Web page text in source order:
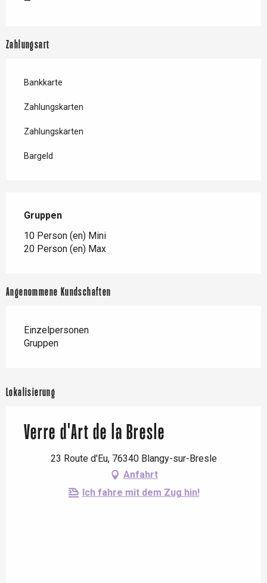
Zahlungsart
Bankkarte
Zahlungskarten
Zahlungskarten
Bargeld
Gruppen
Gruppen
10 Person (en) Mini
20 Person (en) Max
Angenommene Kundschaften
Einzelpersonen
Gruppen
Lokalisierung
Verre d'Art de la Bresle
23 Route d'Eu, 76340 Blangy-sur-Bresle
Anfahrt
Ich fahre mit dem Zug hin!